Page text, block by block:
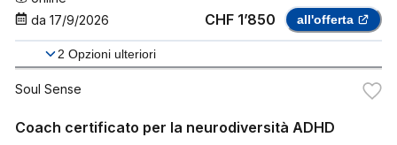
da 17/9/2026 CHF 1’850 all'offerta
2 Opzioni ulteriori
Soul Sense
Coach certificato per la neurodiversità ADHD